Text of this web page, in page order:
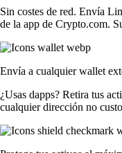
Sin costes de red. Envía
de la app de Crypto.com.
Envía a cualquier wallet
¿Usas dapps? Retira tus
cualquier dirección no